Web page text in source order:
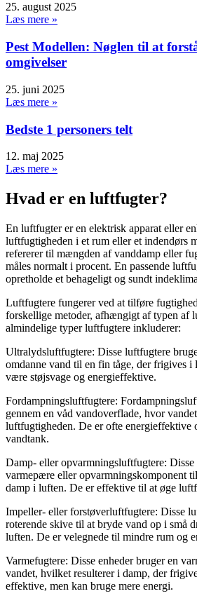
25. august 2025
Læs mere »
Pest Modellen: Nøglen til at
omgivelser
25. juni 2025
Læs mere »
Bedste 1 personers telt
12. maj 2025
Læs mere »
Hvad er en luftfugter?
En luftfugter er en elektrisk apparat eller
luftfugtigheden i et rum eller et indendørs
refererer til mængden af vanddamp eller
måles normalt i procent. En passende
opretholde et behageligt og sundt
Luftfugtere fungerer ved at tilføre
forskellige metoder, afhængigt af typen af
almindelige typer luftfugtere inkluderer:
Ultralydsluftfugtere: Disse luftfugtere
omdanne vand til en fin tåge, der frigives i
være støjsvage og energieffektive.
Fordampningsluftfugtere:
gennem en våd vandoverflade, hvor
luftfugtigheden. De er ofte energieffektive
vandtank.
Damp- eller opvarmningsluftfugtere:
varmepære eller opvarmningskomponent
damp i luften. De er effektive til at øge
Impeller- eller forstøverluftfugtere: Disse
roterende skive til at bryde vand op i små
luften. De er velegnede til mindre rum og
Varmefugtere: Disse enheder bruger en
vandet, hvilket resulterer i damp, der
effektive, men kan bruge mere energi.